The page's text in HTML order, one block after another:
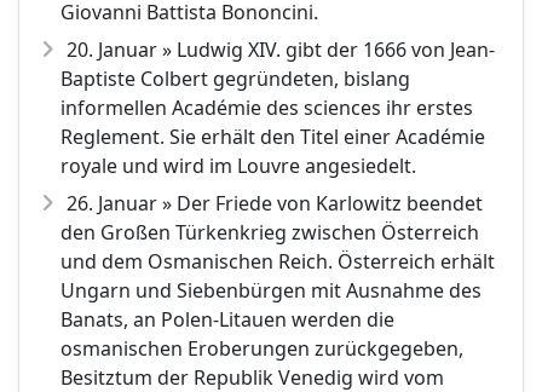
Giovanni Battista Bononcini.
20. Januar » Ludwig XIV. gibt der 1666 von Jean-
Baptiste Colbert gegründeten, bislang
informellen Académie des sciences ihr erstes
Reglement. Sie erhält den Titel einer Académie
royale und wird im Louvre angesiedelt.
26. Januar » Der Friede von Karlowitz beendet
den Großen Türkenkrieg zwischen Österreich
und dem Osmanischen Reich. Österreich erhält
Ungarn und Siebenbürgen mit Ausnahme des
Banats, an Polen-Litauen werden die
osmanischen Eroberungen zurückgegeben,
Besitztum der Republik Venedig wird vom